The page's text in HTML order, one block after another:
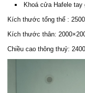
Khoá cửa Hafele tay
Kích thước tổng thể :
Kích thước thân:
Chiều cao thông thuỷ: